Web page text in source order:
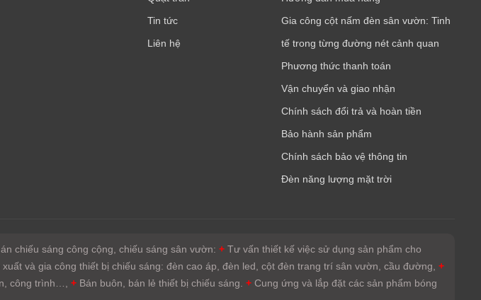
Tin tức
Liên hệ
Gia công cột nấm đèn sân vườn: Tinh
tế trong từng đường nét cảnh quan
Phương thức thanh toán
Vận chuyển và giao nhận
Chính sách đổi trả và hoàn tiền
Bảo hành sản phẩm
Chính sách bảo vệ thông tin
Đèn năng lượng mặt trời
chiếu sáng công cộng, chiếu sáng sân vườn: + Tư vấn thiết kế việc sử dụng sản phẩm cho
xuất và gia công thiết bị chiếu sáng: đèn cao áp, đèn led, cột đèn trang trí sân vườn, cầu đường, +
công trình…, + Bán buôn, bán lẻ thiết bị chiếu sáng. + Cung ứng và lắp đặt các sản phẩm bóng